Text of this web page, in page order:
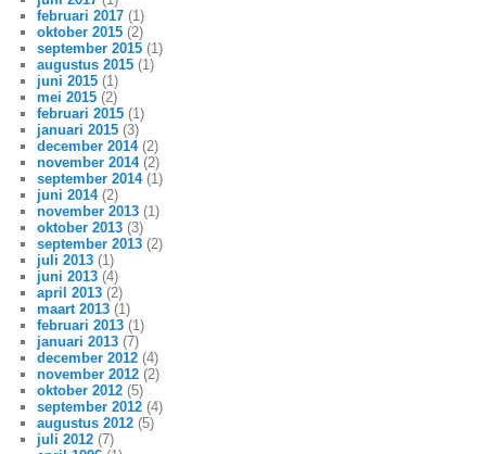
februari 2017 (1)
oktober 2015 (2)
september 2015 (1)
augustus 2015 (1)
juni 2015 (1)
mei 2015 (2)
februari 2015 (1)
januari 2015 (3)
december 2014(2)
november 2014(2)
september 2014(1)
juni 2014(2)
november 2013 (1)
oktober 2013 (3)
september 2013 (2)
juli 2013 (1)
juni 2013 (4)
april 2013 (2)
maart 2013 (1)
februari 2013 (1)
januari 2013 (7)
december 2012 (4)
november 2012 (2)
oktober 2012 (5)
september 2012 (4)
augustus 2012 (5)
juli 2012 (7)